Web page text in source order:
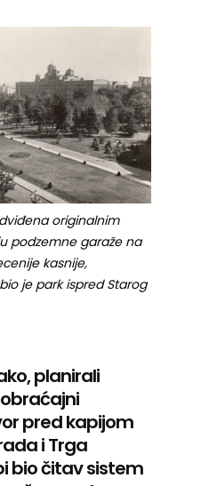
originalnim
podzemne garaže na
kasnije,
je park ispred Starog
planirali
pred kapijom
i Trga
bio čitav sistem